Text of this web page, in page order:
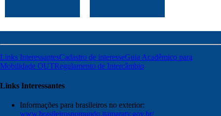
Links InteressantesCadastro de interesseGuia Acadêmico para
Mobilidade OUTRegulamento de Intercâmbio
Links Interessantes
Informações para brasileiros no exterior:
www.brasileirosnomundo.itamaraty.gov.br/